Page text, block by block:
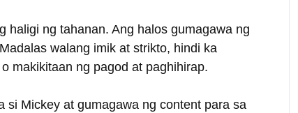
haligi ng tahanan. Ang halos gumagawa ng
walang imik at strikto, hindi ka
makikitaan ng pagod at paghihirap.
si Mickey at gumagawa ng content para sa